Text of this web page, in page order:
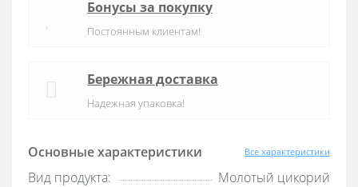
Основные характеристики Все характеристики
Вид продукта:
Молотый цикорий
Бонусы за покупку
Постоянным клиентам!
Бережная доставка
Надежная упаковка!